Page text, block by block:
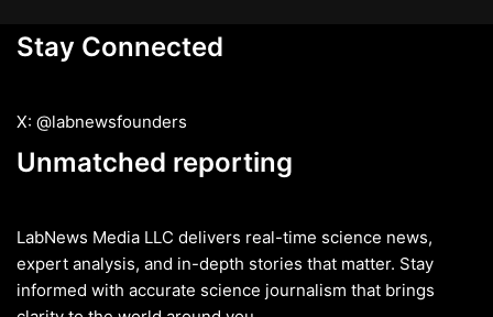
Stay Connected
X: @labnewsfounders
Unmatched reporting
LabNews Media LLC delivers real-time science news,
expert analysis, and in-depth stories that matter. Stay
informed with accurate science journalism that brings